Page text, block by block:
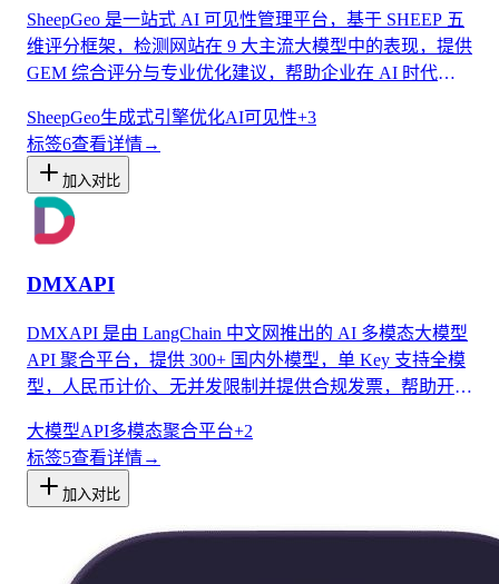
SheepGeo 是一站式 AI 可见性管理平台，基于 SHEEP 五
维评分框架，检测网站在 9 大主流大模型中的表现，提供
GEM 综合评分与专业优化建议，帮助企业在 AI 时代抢
SheepGeo生成式引擎优化AI可见性+3
标签6查看详情→
加入对比
DMXAPI
DMXAPI 是由 LangChain 中文网推出的 AI 多模态大模型
API 聚合平台，提供 300+ 国内外模型，单 Key 支持全模
型，人民币计价、无并发限制并提供合规发票，帮助开发
大模型API多模态聚合平台+2
标签5查看详情→
加入对比